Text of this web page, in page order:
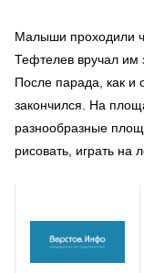
Малыши проходили
Тефтелев вручал им
После парада, как и
закончился. На
разнообразные
рисовать, играть на